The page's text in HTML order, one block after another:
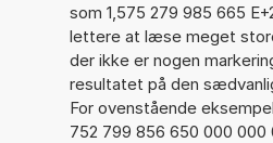
som 1,575 279 985 665
lettere at læse meget
der ikke er nogen
resultatet på den
For ovenstående
752 799 856 650 000